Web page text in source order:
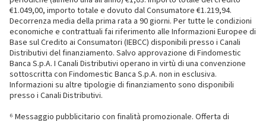
€1.049,00, importo totale e dovuto dal Consumatore €1.219,94.
Decorrenza media della prima rata a 90 giorni. Per tutte le condizioni
economiche e contrattuali fai riferimento alle Informazioni Europee di
Base sul Credito ai Consumatori (IEBCC) disponibili presso i Canali
Distributivi del finanziamento. Salvo approvazione di Findomestic
Banca S.p.A. I Canali Distributivi operano in virtù di una convenzione
sottoscritta con Findomestic Banca S.p.A. non in esclusiva.
Informazioni su altre tipologie di finanziamento sono disponibili
presso i Canali Distributivi.
⁶ Messaggio pubblicitario con finalità promozionale. Offerta di